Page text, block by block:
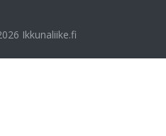
Ikkunaliike.fi